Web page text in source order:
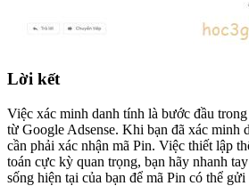
Lời kết
Việc xác minh danh tính là bước đầu
từ Google Adsense. Khi bạn đã xác minh
cần phải xác nhận mã Pin. Việc thiết lập
toán cực kỳ quan trọng, bạn hãy nhanh
sống hiện tại của bạn để mã Pin có thể